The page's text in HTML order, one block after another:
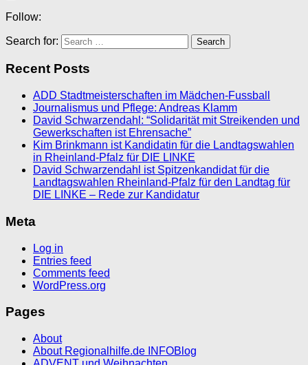
Follow:
Search for:
Recent Posts
ADD Stadtmeisterschaften im Mädchen-Fussball
Journalismus und Pflege: Andreas Klamm
David Schwarzendahl: “Solidarität mit Streikenden und
Gewerkschaften ist Ehrensache”
Kim Brinkmann ist Kandidatin für die Landtagswahlen
in Rheinland-Pfalz für DIE LINKE
David Schwarzendahl ist Spitzenkandidat für die
Landtagswahlen Rheinland-Pfalz für den Landtag für
DIE LINKE – Rede zur Kandidatur
Meta
Log in
Entries feed
Comments feed
WordPress.org
Pages
About
About Regionalhilfe.de INFOBlog